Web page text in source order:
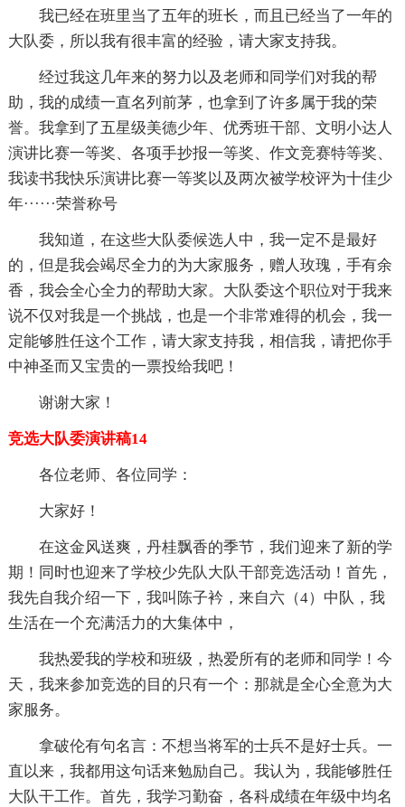
我已经在班里当了五年的班长，而且已经当了一年的
大队委，所以我有很丰富的经验，请大家支持我。
经过我这几年来的努力以及老师和同学们对我的帮
助，我的成绩一直名列前茅，也拿到了许多属于我的荣
誉。我拿到了五星级美德少年、优秀班干部、文明小达人
演讲比赛一等奖、各项手抄报一等奖、作文竞赛特等奖、
我读书我快乐演讲比赛一等奖以及两次被学校评为十佳少
年······荣誉称号
我知道，在这些大队委候选人中，我一定不是最好
的，但是我会竭尽全力的为大家服务，赠人玫瑰，手有余
香，我会全心全力的帮助大家。大队委这个职位对于我来
说不仅对我是一个挑战，也是一个非常难得的机会，我一
定能够胜任这个工作，请大家支持我，相信我，请把你手
中神圣而又宝贵的一票投给我吧！
谢谢大家！
竞选大队委演讲稿14
各位老师、各位同学：
大家好！
在这金风送爽，丹桂飘香的季节，我们迎来了新的学
期！同时也迎来了学校少先队大队干部竞选活动！首先，
我先自我介绍一下，我叫陈子衿，来自六（4）中队，我
生活在一个充满活力的大集体中，
我热爱我的学校和班级，热爱所有的老师和同学！今
天，我来参加竞选的目的只有一个：那就是全心全意为大
家服务。
拿破伦有句名言：不想当将军的士兵不是好士兵。一
直以来，我都用这句话来勉励自己。我认为，我能够胜任
大队干工作。首先，我学习勤奋，各科成绩在年级中均名